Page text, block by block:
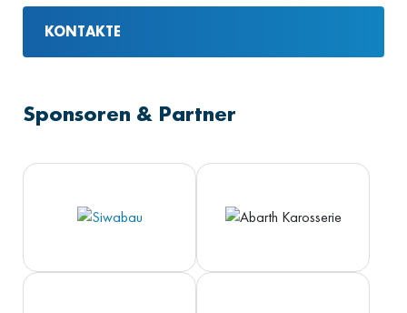
KONTAKTE
Sponsoren & Partner